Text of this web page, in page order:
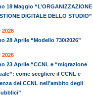
18 Maggio “L’ORGANIZZAZIONE
DIGITALE DELLO STUDIO”
2026
28 Aprile “Modello 730/2026”
2026
23 Aprile “CCNL e “migrazione
come scegliere il CCNL e
dei CCNL nell’ambito degli